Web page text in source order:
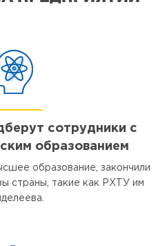
сотрудники с
образованием
образование, закончили
страны, такие как РХТУ им